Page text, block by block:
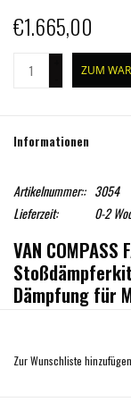
€1.665,00
ZUM
Informationen
Artikelnummer:: 3054
Lieferzeit:
0-2
VAN COMPASS
Dämpfung für
Fahrzeuggewicht mit!
Zur Wunschliste hinzufügen